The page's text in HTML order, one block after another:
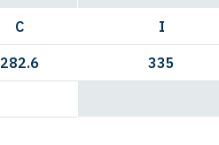
C I
282.6 335